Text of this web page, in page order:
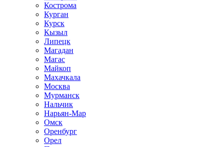
Кострома
Курган
Курск
Кызыл
Липецк
Магадан
Магас
Майкоп
Махачкала
Москва
Мурманск
Нальчик
Нарьян-Мар
Омск
Оренбург
Орел